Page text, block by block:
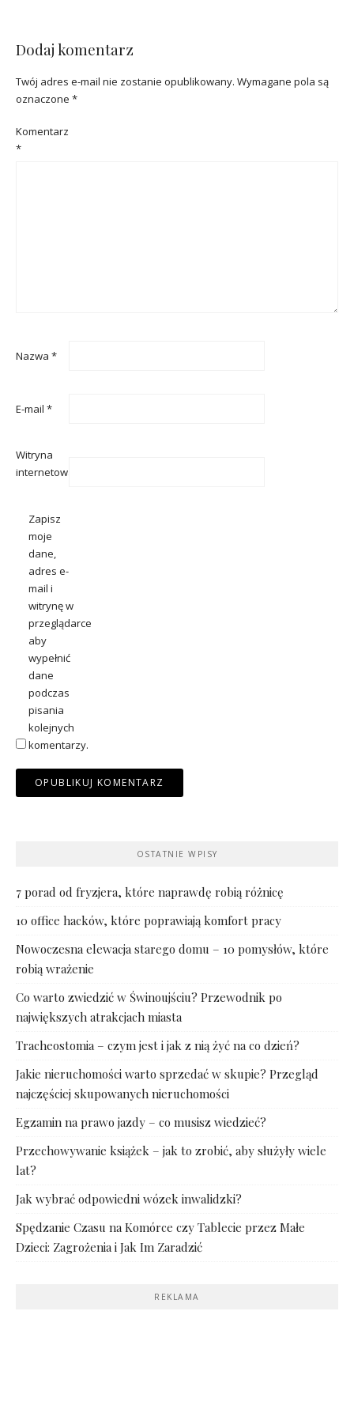
Dodaj komentarz
Twój adres e-mail nie zostanie opublikowany. Wymagane pola są
oznaczone *
Komentarz
*
Nazwa *
E-mail *
Witryna
internetowa
Zapisz
moje
dane,
adres e-
mail i
witrynę w
przeglądarce
aby
wypełnić
dane
podczas
pisania
kolejnych
komentarzy.
OSTATNIE WPISY
7 porad od fryzjera, które naprawdę robią różnicę
10 office hacków, które poprawiają komfort pracy
Nowoczesna elewacja starego domu – 10 pomysłów, które
robią wrażenie
Co warto zwiedzić w Świnoujściu? Przewodnik po
największych atrakcjach miasta
Tracheostomia – czym jest i jak z nią żyć na co dzień?
Jakie nieruchomości warto sprzedać w skupie? Przegląd
najczęściej skupowanych nieruchomości
Egzamin na prawo jazdy – co musisz wiedzieć?
Przechowywanie książek – jak to zrobić, aby służyły wiele
lat?
Jak wybrać odpowiedni wózek inwalidzki?
Spędzanie Czasu na Komórce czy Tablecie przez Małe
Dzieci: Zagrożenia i Jak Im Zaradzić
REKLAMA